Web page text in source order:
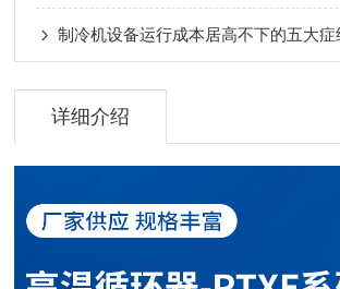
制冷机设备运行成本居高不下的五大症
详细介绍